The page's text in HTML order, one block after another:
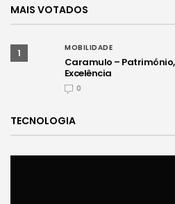
MAIS VOTADOS
1 MOBILIDADE
Caramulo –
Excelência
0
TECNOLOGIA